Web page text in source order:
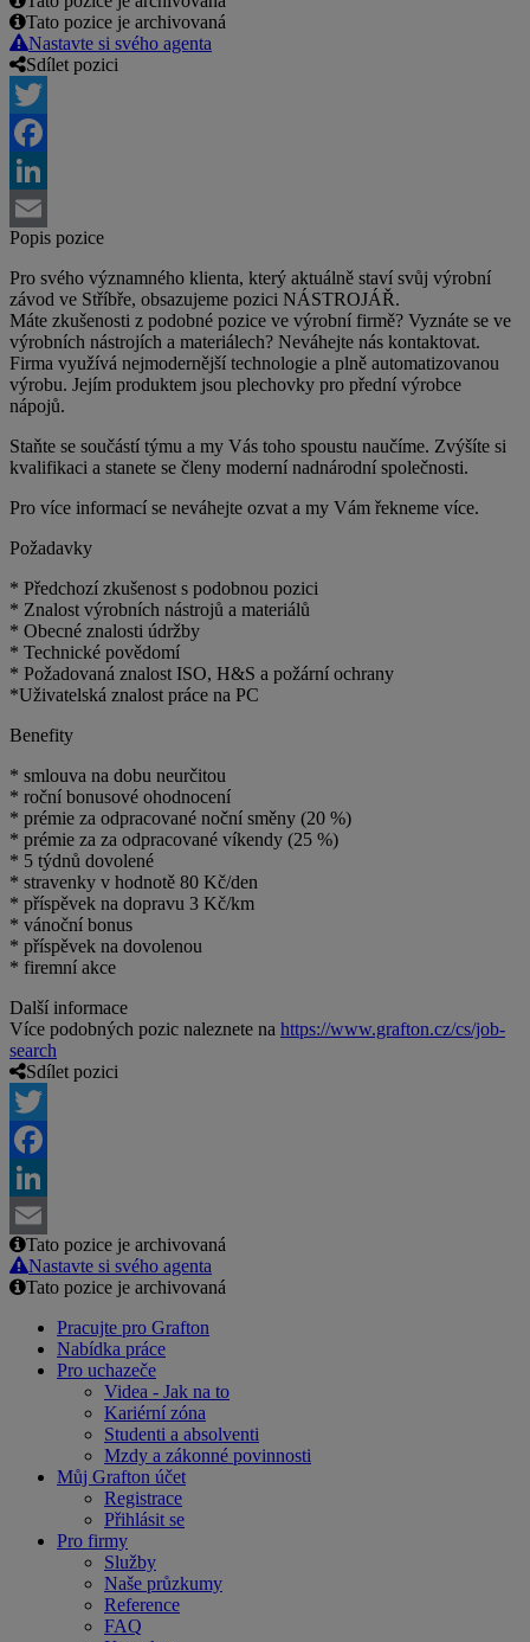
Tato pozice je archivovaná
Nastavte si svého agenta
Sdílet pozici
Twitter
Facebook
LinkedIn
Email
Popis pozice
Pro svého významného klienta, který aktuálně staví svůj výrobní
závod ve Stříbře, obsazujeme pozici NÁSTROJÁŘ.
Máte zkušenosti z podobné pozice ve výrobní firmě? Vyznáte se ve
výrobních nástrojích a materiálech? Neváhejte nás kontaktovat.
Firma využívá nejmodernější technologie a plně automatizovanou
výrobu. Jejím produktem jsou plechovky pro přední výrobce
nápojů.
Staňte se součástí týmu a my Vás toho spoustu naučíme. Zvýšíte si
kvalifikaci a stanete se členy moderní nadnárodní společnosti.
Pro více informací se neváhejte ozvat a my Vám řekneme více.
Požadavky
* Předchozí zkušenost s podobnou pozici
* Znalost výrobních nástrojů a materiálů
* Obecné znalosti údržby
* Technické povědomí
* Požadovaná znalost ISO, H&S a požární ochrany
*Uživatelská znalost práce na PC
Benefity
* smlouva na dobu neurčitou
* roční bonusové ohodnocení
* prémie za odpracované noční směny (20 %)
* prémie za za odpracované víkendy (25 %)
* 5 týdnů dovolené
* stravenky v hodnotě 80 Kč/den
* příspěvek na dopravu 3 Kč/km
* vánoční bonus
* příspěvek na dovolenou
* firemní akce
Další informace
Více podobných pozic naleznete na https://www.grafton.cz/cs/job-
search
Sdílet pozici
Twitter
Facebook
LinkedIn
Email
Tato pozice je archivovaná
Nastavte si svého agenta
Tato pozice je archivovaná
Pracujte pro Grafton
Nabídka práce
Pro uchazeče
Videa - Jak na to
Kariérní zóna
Studenti a absolventi
Mzdy a zákonné povinnosti
Můj Grafton účet
Registrace
Přihlásit se
Pro firmy
Služby
Naše průzkumy
Reference
FAQ